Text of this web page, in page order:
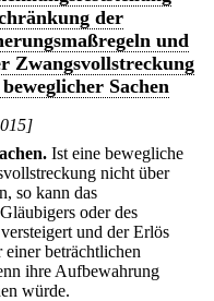
der
und
Zwangsvollstreckung
Sachen
Ist eine bewegliche
nicht über
so kann das
oder des
und der Erlös
beträchtlichen
ihre Aufbewahrung
würde.